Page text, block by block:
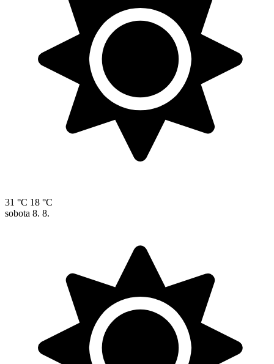
31 °C 18 °C
sobota 8. 8.